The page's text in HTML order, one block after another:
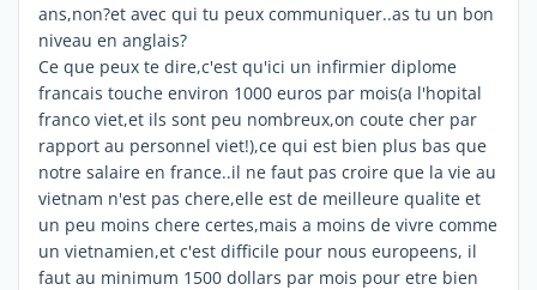
ans,non?et avec qui tu peux communiquer..as tu un bon
niveau en anglais?
Ce que peux te dire,c'est qu'ici un infirmier diplome
francais touche environ 1000 euros par mois(a l'hopital
franco viet,et ils sont peu nombreux,on coute cher par
rapport au personnel viet!),ce qui est bien plus bas que
notre salaire en france..il ne faut pas croire que la vie au
vietnam n'est pas chere,elle est de meilleure qualite et
un peu moins chere certes,mais a moins de vivre comme
un vietnamien,et c'est difficile pour nous europeens, il
faut au minimum 1500 dollars par mois pour etre bien